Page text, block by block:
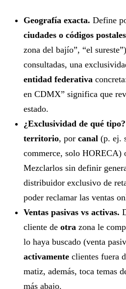
Geografía exacta. Define
ciudades o códigos postales
zona del bajío”, “el
consultadas, una
entidad federativa
en CDMX” significa que
estado.
¿Exclusividad de qué tipo?
territorio, por canal (p. ej.
commerce, solo HORECA)
Mezclarlos sin definir
distribuidor exclusivo de
poder reclamar las ventas
Ventas pasivas vs activas.
cliente de otra zona le
lo haya buscado (venta
activamente clientes fuera
matiz, además, toca temas
más abajo.